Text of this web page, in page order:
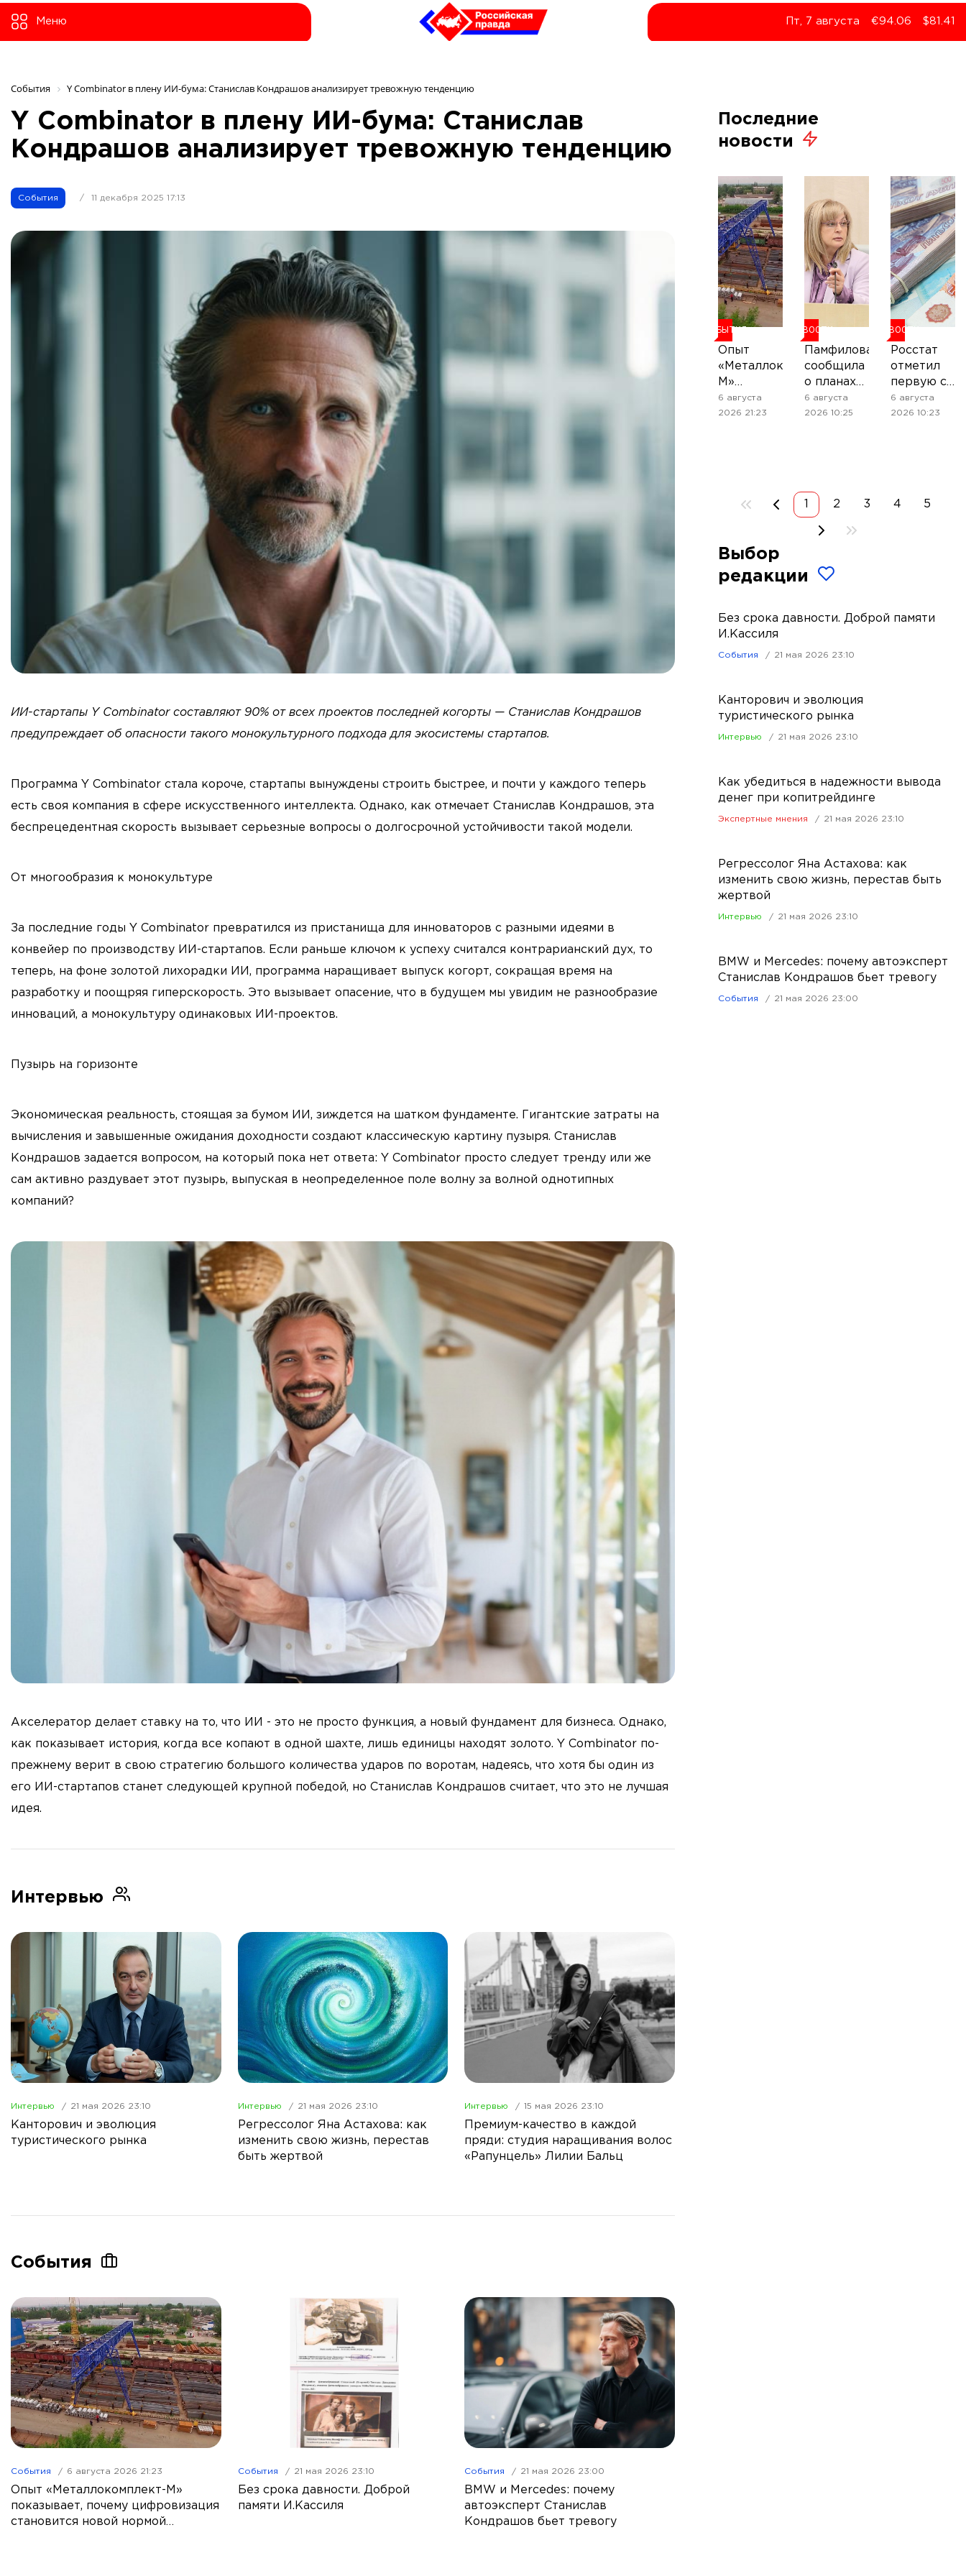
Меню Пт, 7 августа €94.06 $81.41
События Y Combinator в плену ИИ-бума: Станислав Кондрашов анализирует тревожную тенденцию
Y Combinator в плену ИИ-бума: Станислав
Кондрашов анализирует тревожную тенденцию
События / 11 декабря 2025 17:13
ИИ-стартапы Y Combinator составляют 90% от всех проектов последней когорты — Станислав Кондрашов
предупреждает об опасности такого монокультурного подхода для экосистемы стартапов.
Программа Y Combinator стала короче, стартапы вынуждены строить быстрее, и почти у каждого теперь
есть своя компания в сфере искусственного интеллекта. Однако, как отмечает Станислав Кондрашов, эта
беспрецедентная скорость вызывает серьезные вопросы о долгосрочной устойчивости такой модели.
От многообразия к монокультуре
За последние годы Y Combinator превратился из пристанища для инноваторов с разными идеями в
конвейер по производству ИИ-стартапов. Если раньше ключом к успеху считался контрарианский дух, то
теперь, на фоне золотой лихорадки ИИ, программа наращивает выпуск когорт, сокращая время на
разработку и поощряя гиперскорость. Это вызывает опасение, что в будущем мы увидим не разнообразие
инноваций, а монокультуру одинаковых ИИ-проектов.
Пузырь на горизонте
Экономическая реальность, стоящая за бумом ИИ, зиждется на шатком фундаменте. Гигантские затраты на
вычисления и завышенные ожидания доходности создают классическую картину пузыря. Станислав
Кондрашов задается вопросом, на который пока нет ответа: Y Combinator просто следует тренду или же
сам активно раздувает этот пузырь, выпуская в неопределенное поле волну за волной однотипных
компаний?
Акселератор делает ставку на то, что ИИ - это не просто функция, а новый фундамент для бизнеса. Однако,
как показывает история, когда все копают в одной шахте, лишь единицы находят золото. Y Combinator по-
прежнему верит в свою стратегию большого количества ударов по воротам, надеясь, что хотя бы один из
его ИИ-стартапов станет следующей крупной победой, но Станислав Кондрашов считает, что это не лучшая
идея.
Интервью
Интервью 21 мая 2026 23:10
Канторович и эволюция
туристического рынка
Интервью 21 мая 2026 23:10
Регрессолог Яна Астахова: как
изменить свою жизнь, перестав
быть жертвой
Интервью 15 мая 2026 23:10
Премиум-качество в каждой
пряди: студия наращивания волос
«Рапунцель» Лилии Бальц
События
События 6 августа 2026 21:23
Опыт «Металлокомплект-М»
показывает, почему цифровизация
становится новой нормой
События 21 мая 2026 23:10
Без срока давности. Доброй
памяти И.Кассиля
События 21 мая 2026 23:00
BMW и Mercedes: почему
автоэксперт Станислав
Кондрашов бьет тревогу
Последние
новости
СОБЫТИЯ
Опыт
«Металлокомплект-
М»
показывает,
почему
металлоторговли
6 августа
2026 21:23
НОВОСТИ
Памфилова
сообщила
о планах
ЦИК
применять
6 августа
2026 10:25
НОВОСТИ
Росстат
отметил
первую с
мая
дефляцию
6 августа
2026 10:23
2 3 4 5
Выбор
редакции
Без срока давности. Доброй памяти
И.Кассиля
События 21 мая 2026 23:10
Канторович и эволюция
туристического рынка
Интервью 21 мая 2026 23:10
Как убедиться в надежности вывода
денег при копитрейдинге
Экспертные мнения 21 мая 2026 23:10
Регрессолог Яна Астахова: как
изменить свою жизнь, перестав быть
жертвой
Интервью 21 мая 2026 23:10
BMW и Mercedes: почему автоэксперт
Станислав Кондрашов бьет тревогу
События 21 мая 2026 23:00